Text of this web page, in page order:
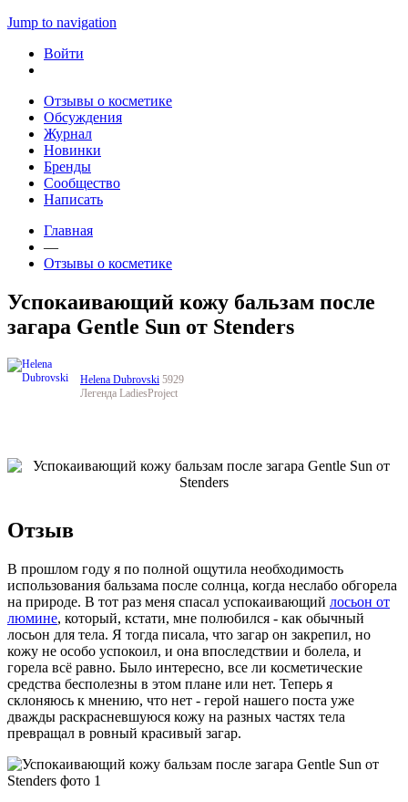
Jump to navigation
Войти
Отзывы о косметике
Обсуждения
Журнал
Новинки
Бренды
Сообщество
Написать
Главная
—
Отзывы о косметике
Успокаивающий кожу бальзам после
загара Gentle Sun от Stenders
Helena Dubrovski 5929
Легенда LadiesProject
Отзыв
В прошлом году я по полной ощутила необходимость
использования бальзама после солнца, когда неслабо обгорела
на природе. В тот раз меня спасал успокаивающий лосьон от
люмине, который, кстати, мне полюбился - как обычный
лосьон для тела. Я тогда писала, что загар он закрепил, но
кожу не особо успокоил, и она впоследствии и болела, и
горела всё равно. Было интересно, все ли косметические
средства бесполезны в этом плане или нет. Теперь я
склоняюсь к мнению, что нет - герой нашего поста уже
дважды раскрасневшуюся кожу на разных частях тела
превращал в ровный красивый загар.